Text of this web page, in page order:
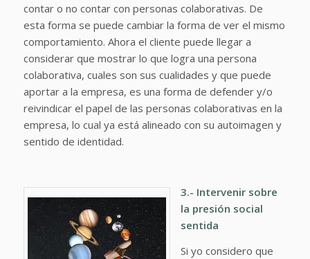
contar o no contar con personas colaborativas. De
esta forma se puede cambiar la forma de ver el mismo
comportamiento. Ahora el cliente puede llegar a
considerar que mostrar lo que logra una persona
colaborativa, cuales son sus cualidades y que puede
aportar a la empresa, es una forma de defender y/o
reivindicar el papel de las personas colaborativas en la
empresa, lo cual ya está alineado con su autoimagen y
sentido de identidad.
3.- Intervenir sobre
la presión social
sentida
Si yo considero que